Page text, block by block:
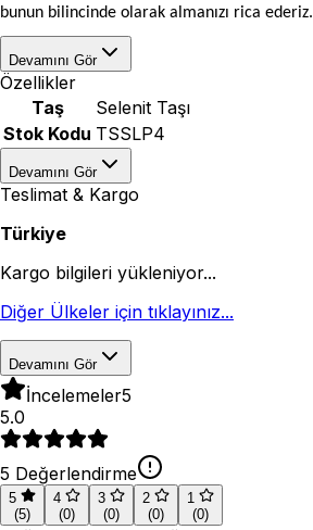
bunun bilincinde olarak almanızı rica ederiz.
Devamını Gör
Özellikler
Taş
Selenit Taşı
Stok Kodu TSSLP4
Devamını Gör
Teslimat & Kargo
Türkiye
Kargo bilgileri yükleniyor...
Diğer Ülkeler için tıklayınız...
Devamını Gör
İncelemeler5
5.0
5 Değerlendirme
5
(5)
4
(0)
3
(0)
2
(0)
1
(0)